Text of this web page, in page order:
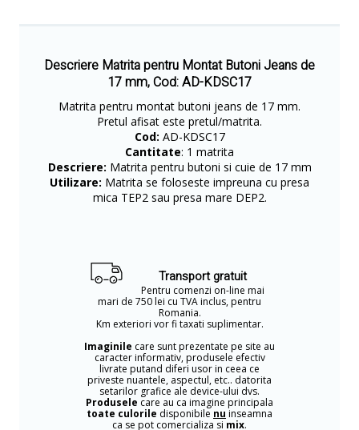
Descriere Matrita pentru Montat Butoni Jeans de
17 mm, Cod: AD-KDSC17
Matrita pentru montat butoni jeans de 17 mm.
Pretul afisat este pretul/matrita.
Cod: AD-KDSC17
Cantitate: 1 matrita
Descriere: Matrita pentru butoni si cuie de 17 mm
Utilizare: Matrita se foloseste impreuna cu presa
mica TEP2 sau presa mare DEP2.
Transport gratuit
Pentru comenzi on-line mai
mari de 750 lei cu TVA inclus, pentru
Romania.
Km exteriori vor fi taxati suplimentar.
Imaginile care sunt prezentate pe site au
caracter informativ, produsele efectiv
livrate putand diferi usor in ceea ce
priveste nuantele, aspectul, etc.. datorita
setarilor grafice ale device-ului dvs.
Produsele care au ca imagine principala
toate culorile disponibile nu inseamna
ca se pot comercializa si mix.